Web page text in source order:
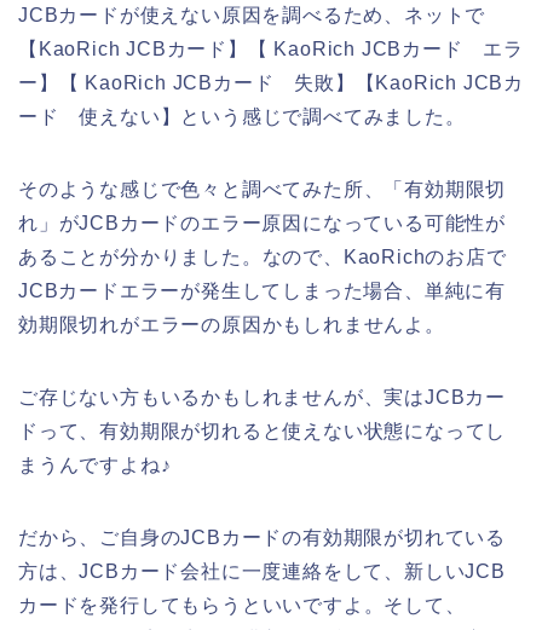
JCBカードが使えない原因を調べるため、ネットで
【KaoRich JCBカード】【 KaoRich JCBカード エラ
ー】【 KaoRich JCBカード 失敗】【KaoRich JCBカ
ード 使えない】という感じで調べてみました。
そのような感じで色々と調べてみた所、「有効期限切
れ」がJCBカードのエラー原因になっている可能性が
あることが分かりました。なので、KaoRichのお店で
JCBカードエラーが発生してしまった場合、単純に有
効期限切れがエラーの原因かもしれませんよ。
ご存じない方もいるかもしれませんが、実はJCBカー
ドって、有効期限が切れると使えない状態になってし
まうんですよね♪
だから、ご自身のJCBカードの有効期限が切れている
方は、JCBカード会社に一度連絡をして、新しいJCB
カードを発行してもらうといいですよ。そして、